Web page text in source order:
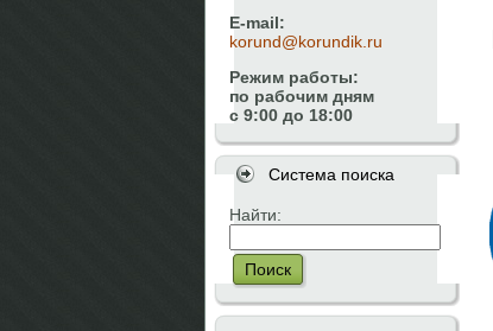
E-mail:
korund@korundik.ru
Режим работы:
по рабочим дням
с 9:00 до 18:00
Система поиска
Найти:
Поиск